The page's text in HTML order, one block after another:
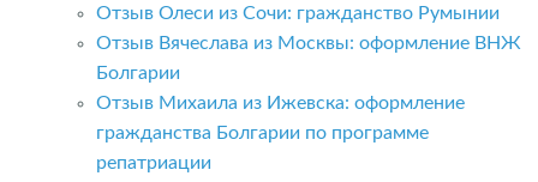
Отзыв Олеси из Сочи: гражданство Румынии
Отзыв Вячеслава из Москвы: оформление ВНЖ
Болгарии
Отзыв Михаила из Ижевска: оформление
гражданства Болгарии по программе
репатриации